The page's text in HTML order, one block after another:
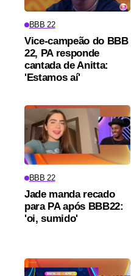
BBB 22
Vice-campeão do BBB
22, PA responde
cantada de Anitta:
'Estamos aí'
BBB 22
Jade manda recado
para PA após BBB22:
'oi, sumido'